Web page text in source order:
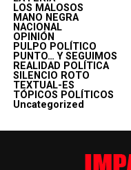
LOS MALOSOS
MANO NEGRA
NACIONAL
OPINIÓN
PULPO POLÍTICO
PUNTO… Y SEGUIMOS
REALIDAD POLÍTICA
SILENCIO ROTO
TEXTUAL-ES
TÓPICOS POLÍTICOS
Uncategorized